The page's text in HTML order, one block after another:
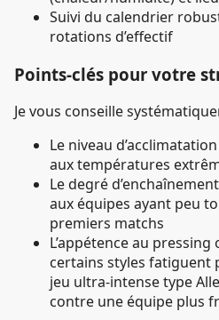
Suivi du calendrier
rotations d’effectif
Points-clés pour votre
Je vous conseille
Le niveau
aux températures
Le degré
aux équipes ayant peu
premiers matchs
L’appétence au
certains styles fatiguent
jeu ultra-intense type
contre une équipe plus